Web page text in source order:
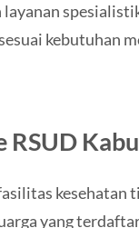
kebutuhan
kesehatan
yang